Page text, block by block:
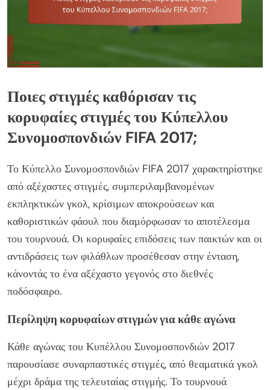
Ποιες στιγμές καθόρισαν τις
κορυφαίες στιγμές του Κύπελλου
Συνομοσπονδιών FIFA 2017;
Το Κύπελλο Συνομοσπονδιών FIFA 2017 χαρακτηρίστηκε
από αξέχαστες στιγμές, συμπεριλαμβανομένων
εκπληκτικών γκολ, κρίσιμων αποκρούσεων και
καθοριστικών φάουλ που διαμόρφωσαν το αποτέλεσμα
του τουρνουά. Οι κορυφαίες επιδόσεις των παικτών και οι
αντιδράσεις των φιλάθλων προσέθεσαν στην ένταση,
κάνοντάς το ένα αξέχαστο γεγονός στο διεθνές
ποδόσφαιρο.
Περίληψη κορυφαίων στιγμών για κάθε αγώνα
Κάθε αγώνας του Κυπέλλου Συνομοσπονδιών 2017
παρουσίασε συναρπαστικές στιγμές, από θεαματικά γκολ
μέχρι δράμα της τελευταίας στιγμής. Το τουρνουά